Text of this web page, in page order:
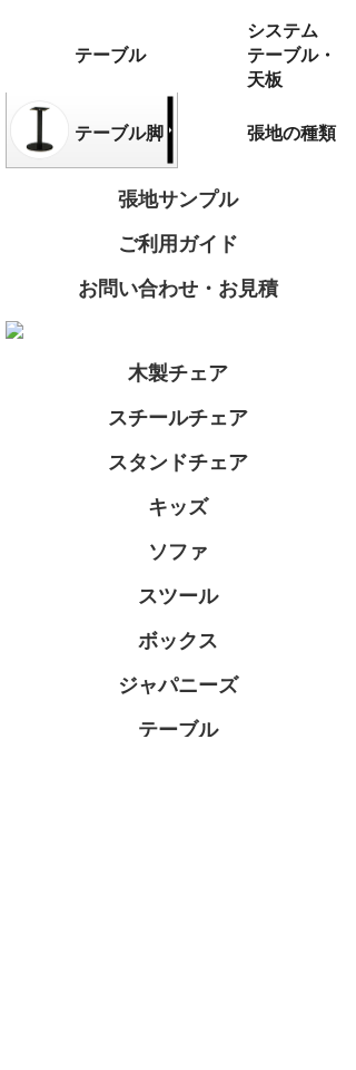
テーブル
システム
テーブル・
天板
テーブル脚 張地の種類
張地サンプル
ご利用ガイド
お問い合わせ・お見積
木製チェア
スチールチェア
スタンドチェア
キッズ
ソファ
スツール
ボックス
ジャパニーズ
テーブル